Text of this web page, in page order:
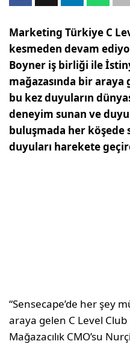
Marketing Türkiye C
kesmeden devam
Boyner iş birliği ile
mağazasında bir araya
bu kez duyuların
deneyim sunan ve
buluşmada her köşede
duyuları harekete
“Sensecape’de her şey
araya gelen C Level
Mağazacılık CMO’su